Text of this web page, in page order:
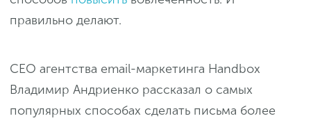
правильно делают.
CEO агентства email-маркетинга Handbox
Владимир Андриенко рассказал о самых
популярных способах сделать письма более